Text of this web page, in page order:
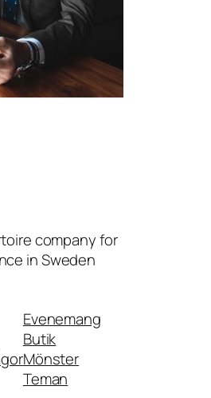
company for
in Sweden
Evenemang
Butik
Mönster
Teman